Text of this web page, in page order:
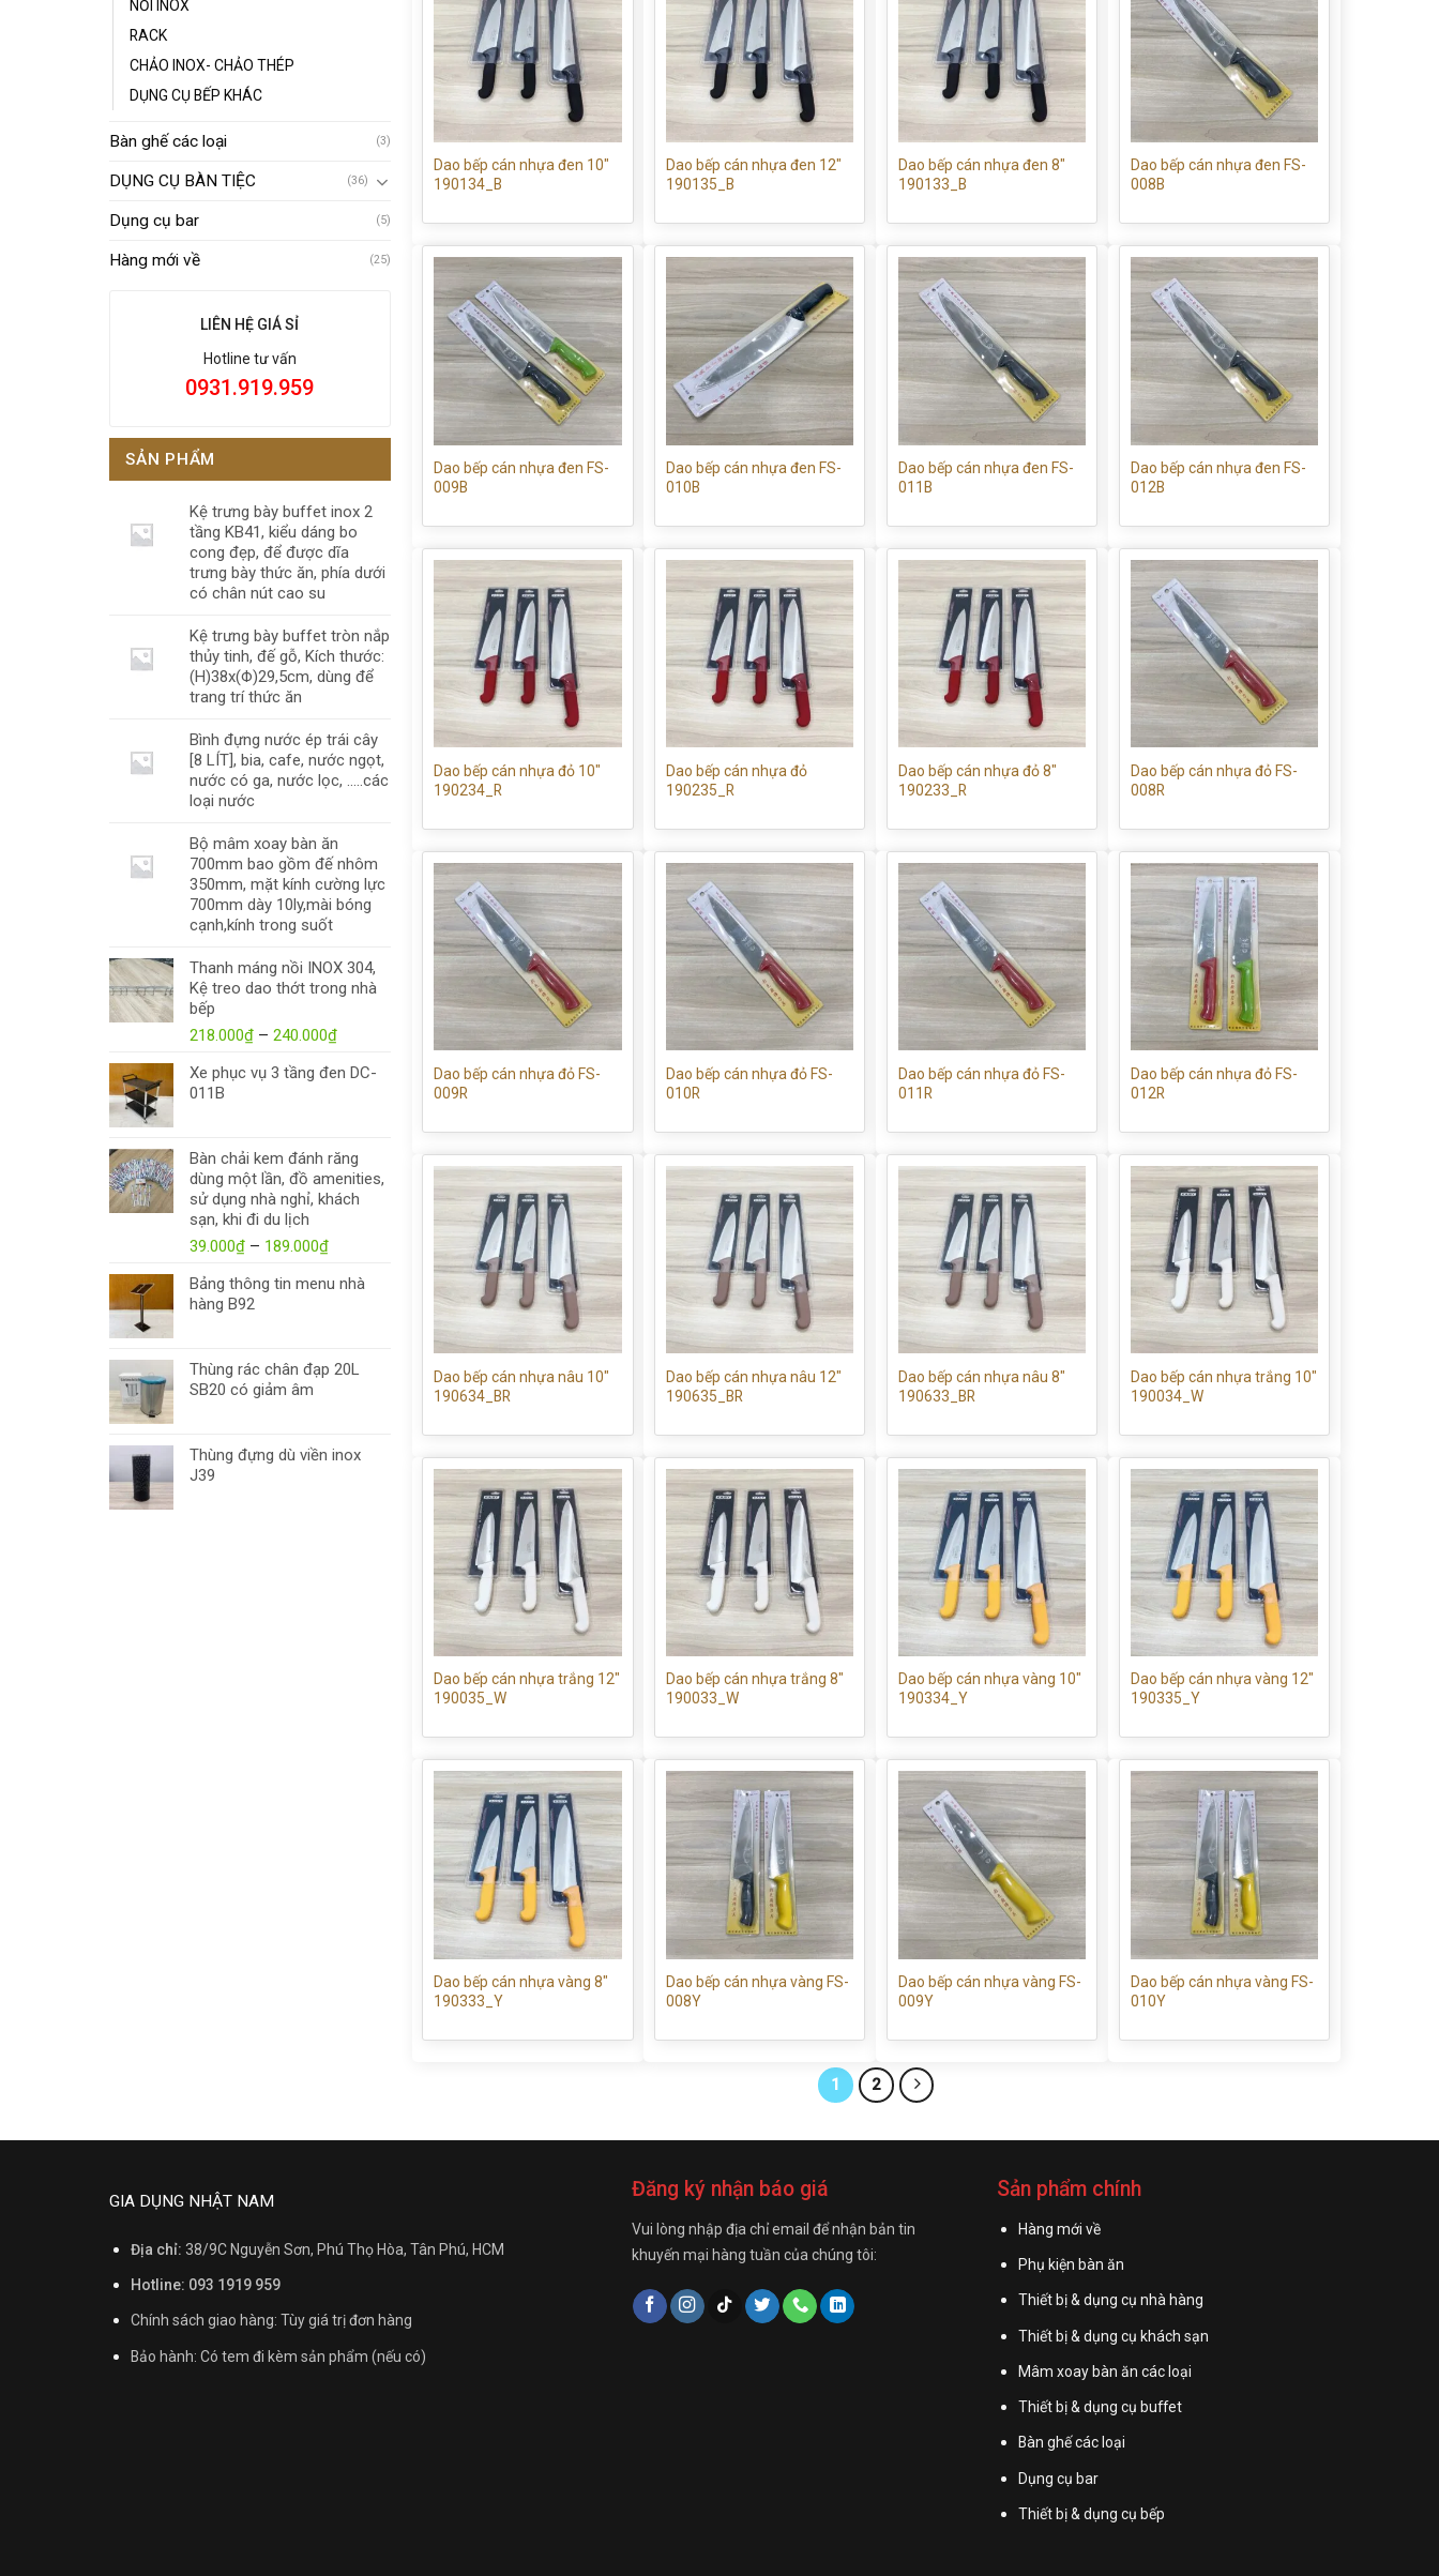
NỒI INOX
RACK
CHẢO INOX- CHẢO THÉP
DỤNG CỤ BẾP KHÁC
Bàn ghế các loại (3)
DỤNG CỤ BÀN TIỆC (36)
Dụng cụ bar (5)
Hàng mới về (25)
LIÊN HỆ GIÁ SỈ
Hotline tư vấn
0931.919.959
SẢN PHẨM
Kệ trưng bày buffet inox 2
tầng KB41, kiểu dáng bo
cong đẹp, để được dĩa
trưng bày thức ăn, phía dưới
có chân nút cao su
Kệ trưng bày buffet tròn nắp
thủy tinh, đế gỗ, Kích thước:
(H)38x(Φ)29,5cm, dùng để
trang trí thức ăn
Bình đựng nước ép trái cây
[8 LÍT], bia, cafe, nước ngọt,
nước có ga, nước lọc, .....các
loại nước
Bộ mâm xoay bàn ăn
700mm bao gồm đế nhôm
350mm, mặt kính cường lực
700mm dày 10ly,mài bóng
cạnh,kính trong suốt
Thanh máng nồi INOX 304,
Kệ treo dao thớt trong nhà
bếp
218.000₫ – 240.000₫
Xe phục vụ 3 tầng đen DC-
011B
Bàn chải kem đánh răng
dùng một lần, đồ amenities,
sử dụng nhà nghỉ, khách
sạn, khi đi du lịch
39.000₫ – 189.000₫
Bảng thông tin menu nhà
hàng B92
Thùng rác chân đạp 20L
SB20 có giảm âm
Thùng đựng dù viền inox
J39
Dao bếp cán nhựa đen 10″
190134_B
Dao bếp cán nhựa đen 12″
190135_B
Dao bếp cán nhựa đen 8″
190133_B
Dao bếp cán nhựa đen FS-
008B
Dao bếp cán nhựa đen FS-
009B
Dao bếp cán nhựa đen FS-
010B
Dao bếp cán nhựa đen FS-
011B
Dao bếp cán nhựa đen FS-
012B
Dao bếp cán nhựa đỏ 10″
190234_R
Dao bếp cán nhựa đỏ
190235_R
Dao bếp cán nhựa đỏ 8″
190233_R
Dao bếp cán nhựa đỏ FS-
008R
Dao bếp cán nhựa đỏ FS-
009R
Dao bếp cán nhựa đỏ FS-
010R
Dao bếp cán nhựa đỏ FS-
011R
Dao bếp cán nhựa đỏ FS-
012R
Dao bếp cán nhựa nâu 10″
190634_BR
Dao bếp cán nhựa nâu 12″
190635_BR
Dao bếp cán nhựa nâu 8″
190633_BR
Dao bếp cán nhựa trắng 10″
190034_W
Dao bếp cán nhựa trắng 12″
190035_W
Dao bếp cán nhựa trắng 8″
190033_W
Dao bếp cán nhựa vàng 10″
190334_Y
Dao bếp cán nhựa vàng 12″
190335_Y
Dao bếp cán nhựa vàng 8″
190333_Y
Dao bếp cán nhựa vàng FS-
008Y
Dao bếp cán nhựa vàng FS-
009Y
Dao bếp cán nhựa vàng FS-
010Y
1 2
GIA DỤNG NHẬT NAM
Địa chỉ: 38/9C Nguyễn Sơn, Phú Thọ Hòa, Tân Phú, HCM
Hotline: 093 1919 959
Chính sách giao hàng: Tùy giá trị đơn hàng
Bảo hành: Có tem đi kèm sản phẩm (nếu có)
Đăng ký nhận báo giá
Vui lòng nhập địa chỉ email để nhận bản tin
khuyến mại hàng tuần của chúng tôi:
Sản phẩm chính
Hàng mới về
Phụ kiện bàn ăn
Thiết bị & dụng cụ nhà hàng
Thiết bị & dụng cụ khách sạn
Mâm xoay bàn ăn các loại
Thiết bị & dụng cụ buffet
Bàn ghế các loại
Dụng cụ bar
Thiết bị & dụng cụ bếp